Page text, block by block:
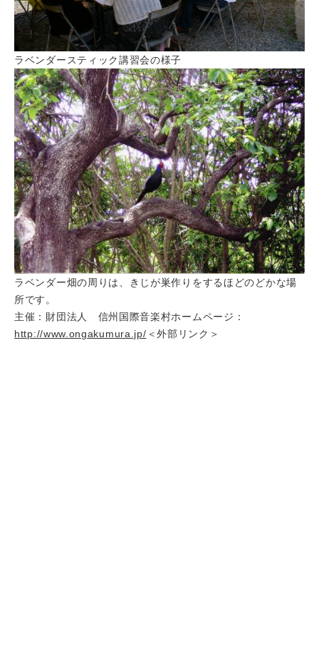
ラベンダースティック講習会の様子
ラベンダー畑の周りは、きじが巣作りをするほどのどかな場
所です。
主催：財団法人 信州国際音楽村ホームページ：
http://www.ongakumura.jp/ ＜外部リンク＞